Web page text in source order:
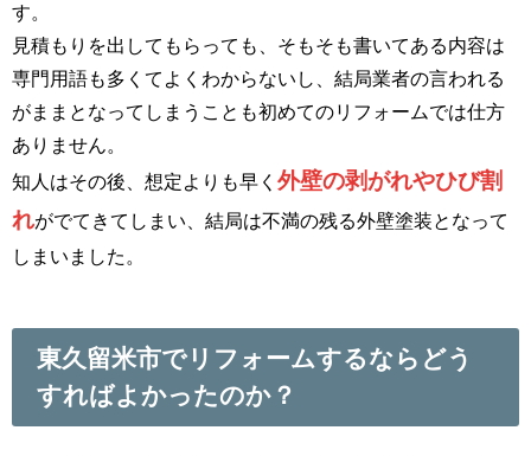
す。
見積もりを出してもらっても、そもそも書いてある内容は
専門用語も多くてよくわからないし、結局業者の言われる
がままとなってしまうことも初めてのリフォームでは仕方
ありません。
知人はその後、想定よりも早く 外壁の剥がれやひび割
れがでてきてしまい、結局は不満の残る外壁塗装となって
しまいました。
東久留米市でリフォームするならどう
すればよかったのか？